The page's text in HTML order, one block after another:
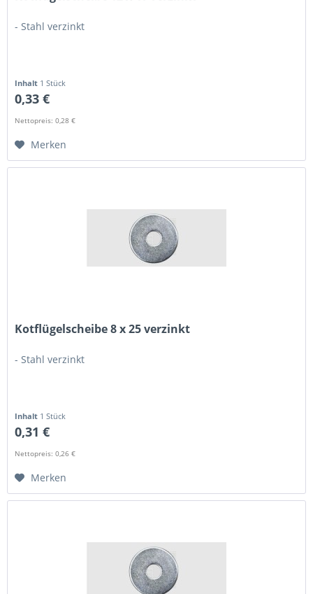
- Stahl verzinkt
Inhalt 1 Stück
0,33 €
Nettopreis: 0,28 €
Merken
Kotflügelscheibe 8 x 25 verzinkt
- Stahl verzinkt
Inhalt 1 Stück
0,31 €
Nettopreis: 0,26 €
Merken